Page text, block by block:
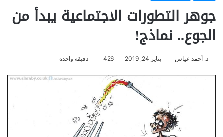
جوهر التطورات الاجتماعية يبدأ من
الجوع.. نماذج!
د. أحمد عياش يناير 24, 2019 426 دقيقة واحدة